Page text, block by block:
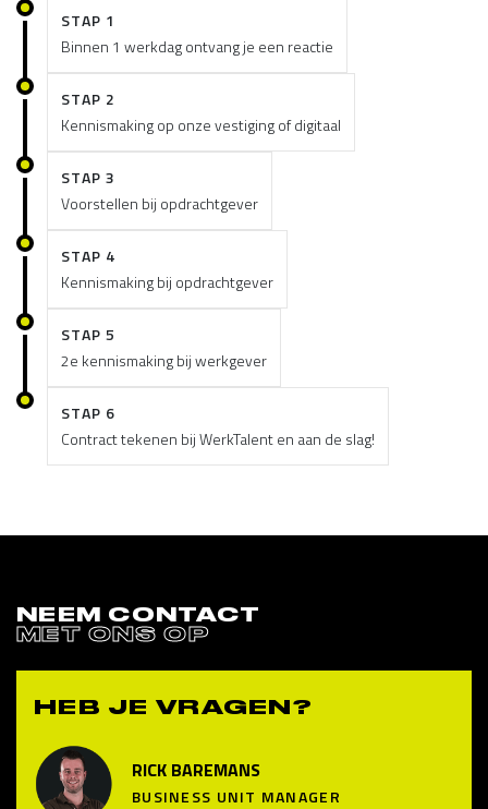
STAP 1
Binnen 1 werkdag ontvang je een reactie
STAP 2
Kennismaking op onze vestiging of digitaal
STAP 3
Voorstellen bij opdrachtgever
STAP 4
Kennismaking bij opdrachtgever
STAP 5
2e kennismaking bij werkgever
STAP 6
Contract tekenen bij WerkTalent en aan de slag!
NEEM CONTACT
MET ONS OP
HEB JE VRAGEN?
RICK BAREMANS
BUSINESS UNIT MANAGER